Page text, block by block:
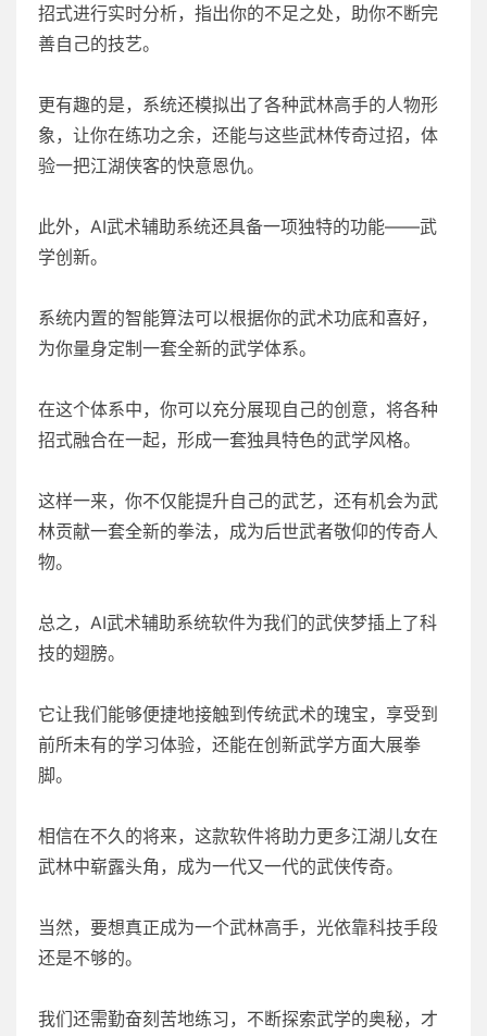
招式进行实时分析，指出你的不足之处，助你不断完
善自己的技艺。
更有趣的是，系统还模拟出了各种武林高手的人物形
象，让你在练功之余，还能与这些武林传奇过招，体
验一把江湖侠客的快意恩仇。
此外，AI武术辅助系统还具备一项独特的功能——武
学创新。
系统内置的智能算法可以根据你的武术功底和喜好，
为你量身定制一套全新的武学体系。
在这个体系中，你可以充分展现自己的创意，将各种
招式融合在一起，形成一套独具特色的武学风格。
这样一来，你不仅能提升自己的武艺，还有机会为武
林贡献一套全新的拳法，成为后世武者敬仰的传奇人
物。
总之，AI武术辅助系统软件为我们的武侠梦插上了科
技的翅膀。
它让我们能够便捷地接触到传统武术的瑰宝，享受到
前所未有的学习体验，还能在创新武学方面大展拳
脚。
相信在不久的将来，这款软件将助力更多江湖儿女在
武林中崭露头角，成为一代又一代的武侠传奇。
当然，要想真正成为一个武林高手，光依靠科技手段
还是不够的。
我们还需勤奋刻苦地练习，不断探索武学的奥秘，才